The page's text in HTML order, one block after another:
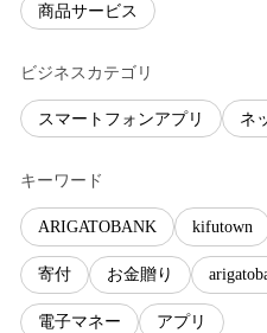
商品サービス
ビジネスカテゴリ
スマートフォンアプリ ネ
キーワード
ARIGATOBANK kifutown
寄付 お金贈り
電子マネー アプリ